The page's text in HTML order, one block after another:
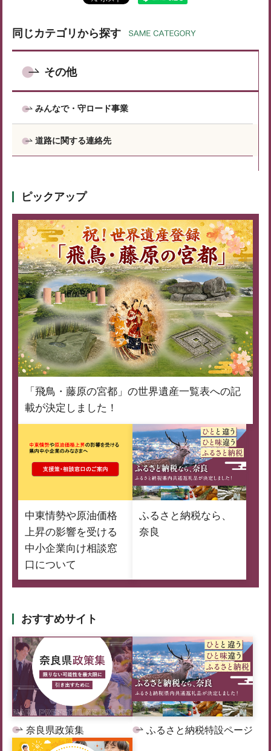
同じカテゴリから探す
その他
みんなで・守ロード事業
道路に関する連絡先
ピックアップ
「飛鳥・藤原の宮都」の世界遺産一覧表への記
載が決定しました！
中東情勢や原油価格
上昇の影響を受ける
中小企業向け相談窓
口について
ふるさと納税なら、
奈良
おすすめサイト
奈良県政策集 ふるさと納税特設ページ